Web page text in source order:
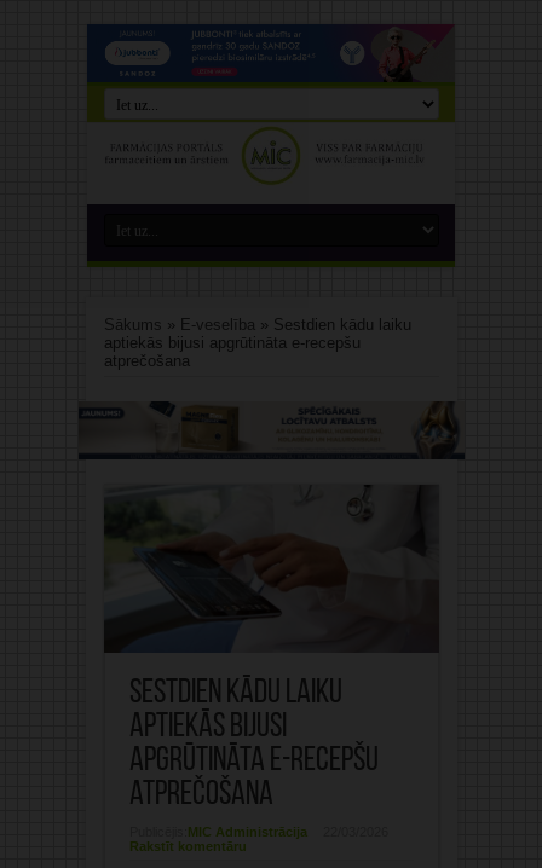
Sākums » E-veselība» Sestdien kādu laiku
aptiekās bijusi apgrūtināta e-recepšu
atprečošana
Sestdien kādu laiku
aptiekās bijusi
apgrūtināta e-recepšu
atprečošana
MIC Administrācija
Rakstīt komentāru